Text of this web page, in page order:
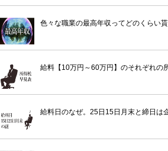
色々な職業の最高年収ってどのくらい
給料【10万円～60万円】のそれぞれの
給料日のなぜ。25日15日月末と締日は